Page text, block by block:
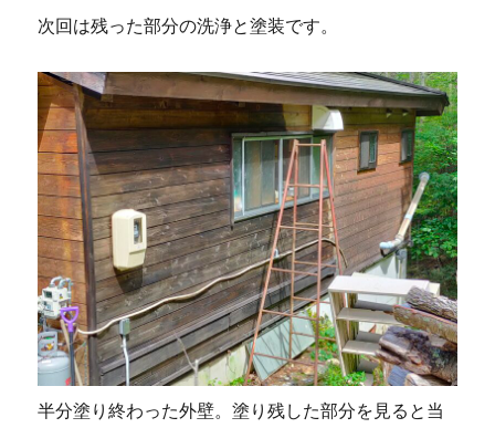
次回は残った部分の洗浄と塗装です。
半分塗り終わった外壁。塗り残した部分を見ると当